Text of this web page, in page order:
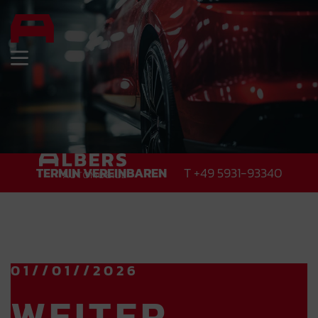
PRÜFUNGEN
TERMIN VEREINBAREN T +49 5931-93340
01//01//2026